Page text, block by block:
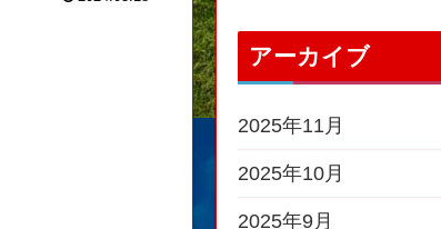
アーカイブ
2025年11月
2025年10月
2025年9月